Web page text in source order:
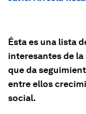
Ésta es una lista
interesantes de la
que da
entre ellos
social.